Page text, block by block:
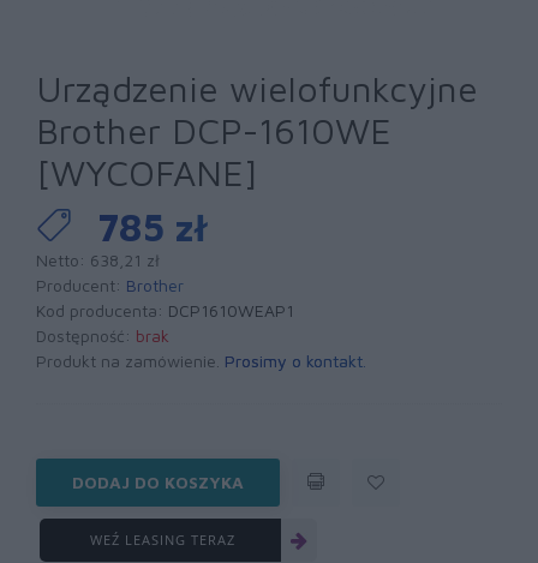
Urządzenie wielofunkcyjne
Brother DCP-1610WE
[WYCOFANE]
785 zł
Netto: 638,21 zł
Producent: Brother
Kod producenta: DCP1610WEAP1
Dostępność: brak
Produkt na zamówienie. Prosimy o kontakt
DODAJ DO KOSZYKA
WEŹ LEASING TERAZ